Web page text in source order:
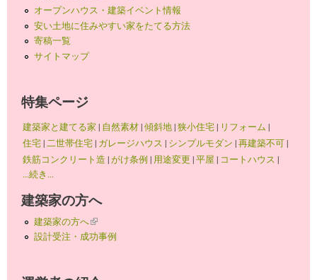
オープンハウス・建築イベント情報
安い土地に住みやすい家をたてる方法
寄稿一覧
サイトマップ
特集ページ
建築家と建てる家 | 自然素材|傾斜地|狭小住宅| リフォーム |
住宅|二世帯住宅| ガレージハウス | シンプルモダン |再建築不可|
鉄筋コンクリート造 |がけ条例 | 用途変更 |平屋 | コートハウス |
...続き...
建築家の方へ
建築家の方へ(link is external)
設計受注・成功事例